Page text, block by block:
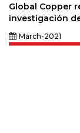
Global Copper
investigación
March-2021